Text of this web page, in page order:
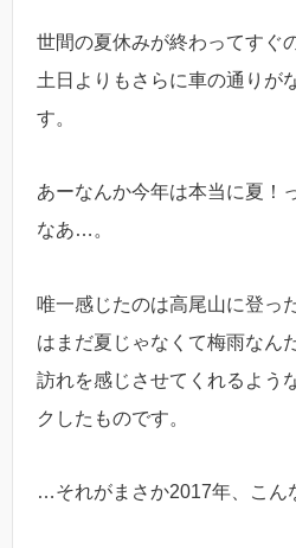
世間の夏休みが終わってすぐ
土日よりもさらに車の通りが
す。
あーなんか今年は本当に夏！
なあ…。
唯一感じたのは高尾山に登っ
はまだ夏じゃなくて梅雨なん
訪れを感じさせてくれるよう
クしたものです。
…それがまさか2017年、こん